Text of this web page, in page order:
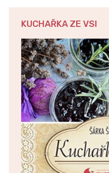
KUCHAŘKA ZE VSI